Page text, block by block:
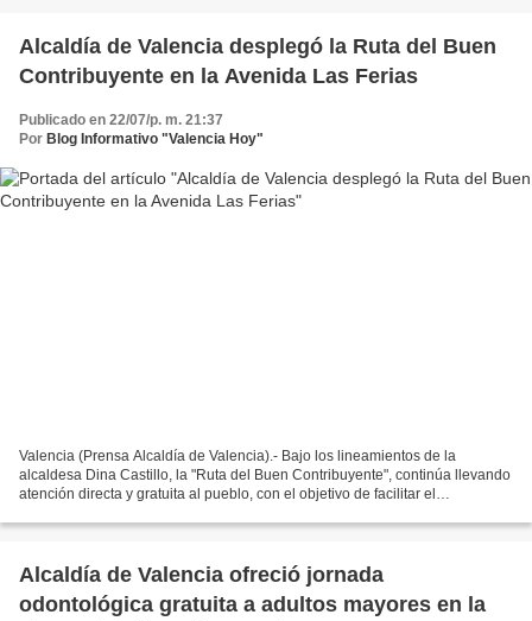
Alcaldía de Valencia desplegó la Ruta del Buen
Contribuyente en la Avenida Las Ferias
Publicado en 22/07/p. m. 21:37
Por Blog Informativo "Valencia Hoy"
Valencia (Prensa Alcaldía de Valencia).- Bajo los lineamientos de la
alcaldesa Dina Castillo, la "Ruta del Buen Contribuyente", continúa llevando
atención directa y gratuita al pueblo, con el objetivo de facilitar el
Alcaldía de Valencia ofreció jornada
odontológica gratuita a adultos mayores en la